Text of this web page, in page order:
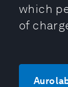
which
of